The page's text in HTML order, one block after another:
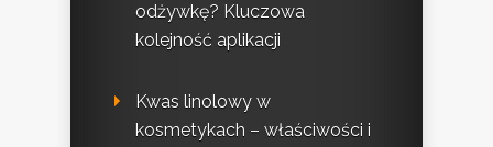
odżywkę? Kluczowa
kolejność aplikacji
Kwas linolowy w
kosmetykach – właściwości i